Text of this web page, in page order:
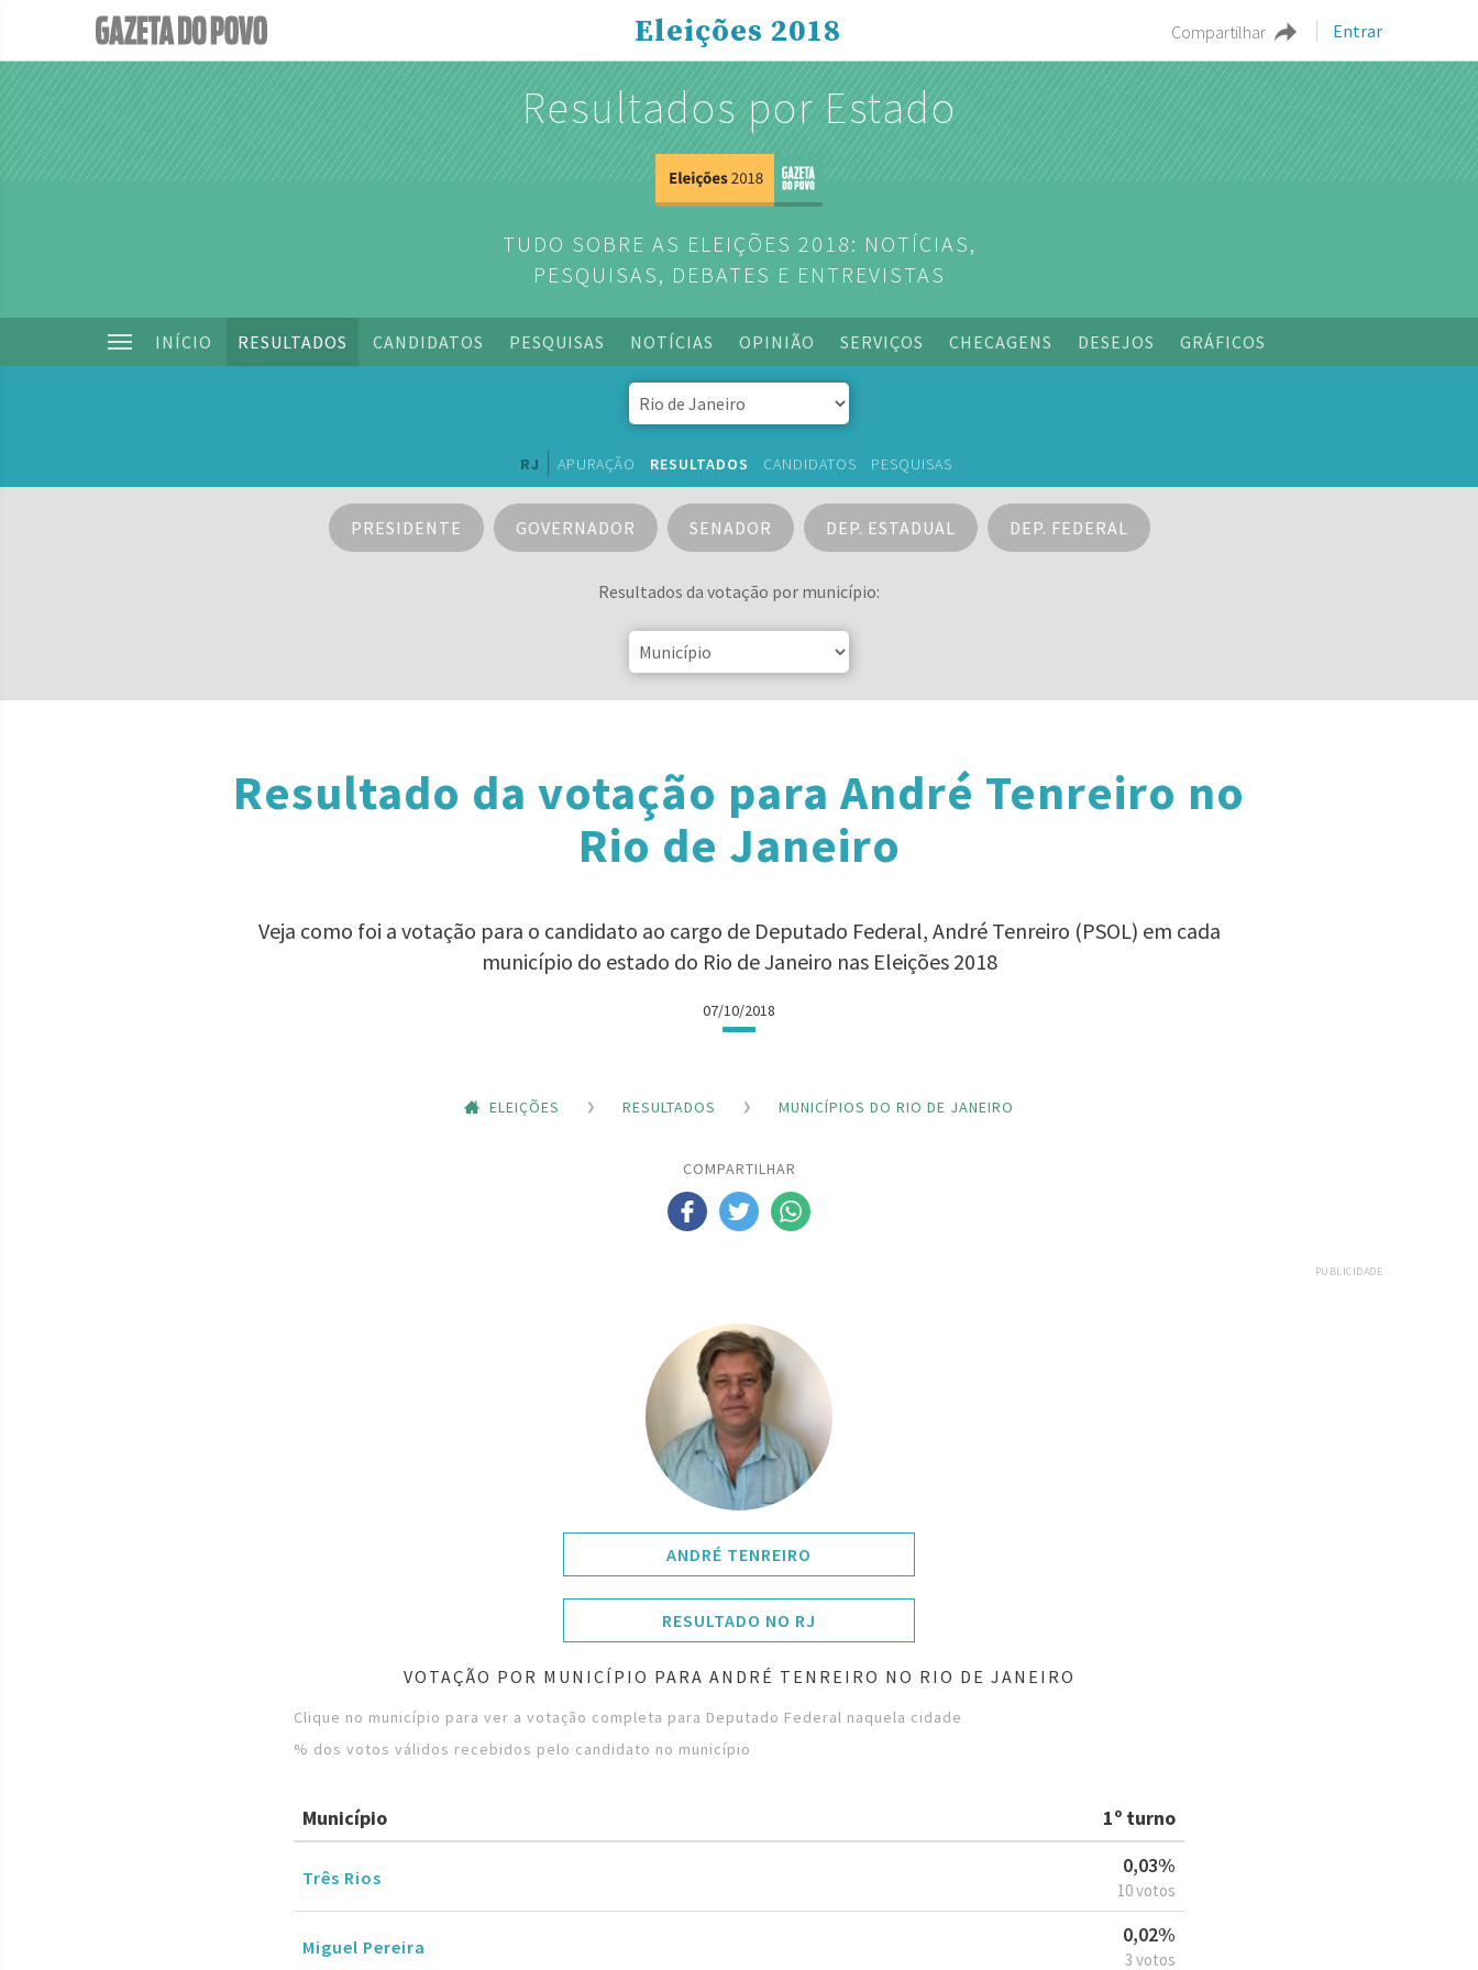
Compartilhar Entrar
Eleições 2018
Resultados por Estado
TUDO SOBRE AS ELEIÇÕES 2018: NOTÍCIAS,
PESQUISAS, DEBATES E ENTREVISTAS
INÍCIO RESULTADOS CANDIDATOS PESQUISAS NOTÍCIAS OPINIÃO SERVIÇOS CHECAGENS DESEJOS GRÁFICOS
RJ APURAÇÃO RESULTADOS CANDIDATOS PESQUISAS
PRESIDENTE GOVERNADOR SENADOR DEP. ESTADUAL DEP. FEDERAL
Resultados da votação por município:
Resultado da votação para André Tenreiro no
Rio de Janeiro
Veja como foi a votação para o candidato ao cargo de Deputado Federal, André Tenreiro (PSOL) em cada
município do estado do Rio de Janeiro nas Eleições 2018
07/10/2018
ELEIÇÕES RESULTADOS MUNICÍPIOS DO RIO DE JANEIRO
COMPARTILHAR
PUBLICIDADE
ANDRÉ TENREIRO
RESULTADO NO RJ
VOTAÇÃO POR MUNICÍPIO PARA ANDRÉ TENREIRO NO RIO DE JANEIRO
Clique no município para ver a votação completa para Deputado Federal naquela cidade
% dos votos válidos recebidos pelo candidato no município
Município 1º turno
Três Rios
0,03%
10 votos
Miguel Pereira
0,02%
3 votos